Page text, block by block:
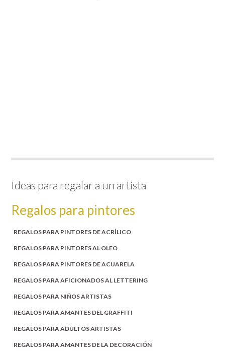
Ideas para regalar a un artista
Regalos para pintores
REGALOS PARA PINTORES DE ACRÍLICO
REGALOS PARA PINTORES AL OLEO
REGALOS PARA PINTORES DE ACUARELA
REGALOS PARA AFICIONADOS AL LETTERING
REGALOS PARA NIÑOS ARTISTAS
REGALOS PARA AMANTES DEL GRAFFITI
REGALOS PARA ADULTOS ARTISTAS
REGALOS PARA AMANTES DE LA DECORACIÓN